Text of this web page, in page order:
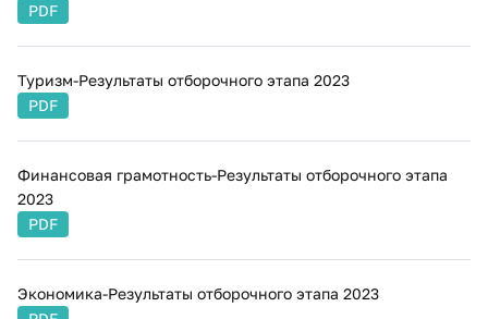
PDF
Туризм-Результаты отборочного этапа 2023
PDF
Финансовая грамотность-Результаты отборочного этапа
2023
PDF
Экономика-Результаты отборочного этапа 2023